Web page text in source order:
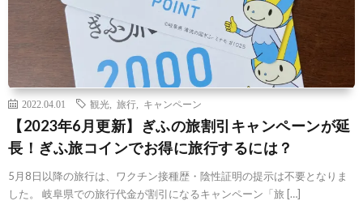
2022.04.01 観光 旅行 キャンペーン
【2023年6月更新】ぎふの旅割引キャンペーンが延
長！ぎふ旅コインでお得に旅行するには？
5月8日以降の旅行は、ワクチン接種歴・陰性証明の提示は不要となりま
した。 岐阜県での旅行代金が割引になるキャンペーン「旅 […]